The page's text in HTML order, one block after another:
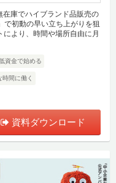
庫でハイブランド品販売の
で初動の早い立ち上がりを狙
より、時間や場所自由に月
資金で始める
時間に働く
資料ダウンロード